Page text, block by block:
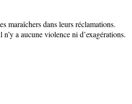
maraîchers dans leurs réclamations.
a aucune violence ni d’exagérations.